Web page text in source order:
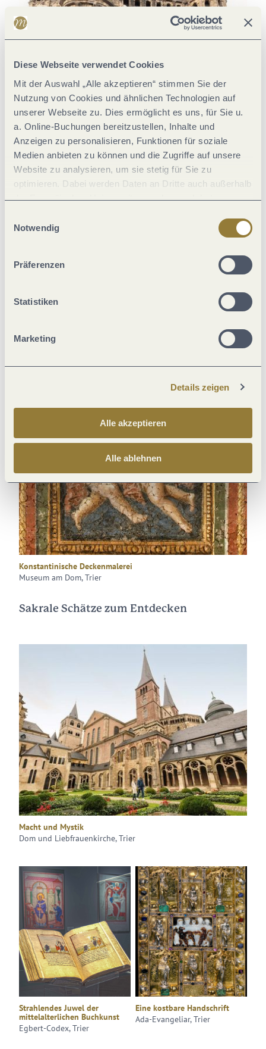
Diese Webseite verwendet Cookies
Mit der Auswahl „Alle akzeptieren“ stimmen Sie der
Nutzung von Cookies und ähnlichen Technologien auf
unserer Webseite zu. Dies ermöglicht es uns, für Sie u.
a. Online-Buchungen bereitzustellen, Inhalte und
Anzeigen zu personalisieren, Funktionen für soziale
Medien anbieten zu können und die Zugriffe auf unsere
Website zu analysieren, um sie stetig für Sie zu
optimieren. Dabei werden Daten an Dritte auch außerhalb
der Europäischen Union weitergegeben und dort
jederzeit widerrufen werden. Mit der Auswahl "Alle
ablehnen" kann es zu Beeinträchtigungen in der Nutzung
Notwendig
Präferenzen
Statistiken
Marketing
Details zeigen
Alle akzeptieren
Alle ablehnen
Der Aufstieg Triers
Audienz beim Kaiser
© GDKE Rekonstruktion, Die Fenbacher Informationsmedien Xanten
Ein wundervoll warmes Bad
Konstantinische Deckenmalerei
Museum am Dom, Trier
Sakrale Schätze zum Entdecken
Macht und Mystik
Dom und Liebfrauenkirche, Trier
Strahlendes Juwel der
mittelalterlichen Buchkunst
Egbert-Codex, Trier
Eine kostbare Handschrift
Ada-Evangeliar, Trier